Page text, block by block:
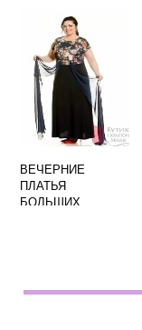
ВЕЧЕРНИЕ
ПЛАТЬЯ
БОЛЬШИХ